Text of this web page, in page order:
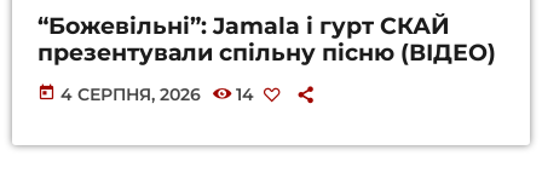
“Божевільні”: Jamala і гурт СКАЙ
презентували спільну пісню (ВІДЕО)
today 4 СЕРПНЯ, 2026 14